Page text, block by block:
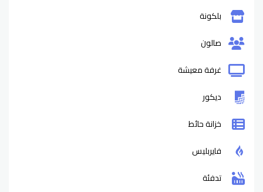
بلكونة
صالون
غرفة معيشة
ديكور
خزانة حائط
فايربليس
تدفئة